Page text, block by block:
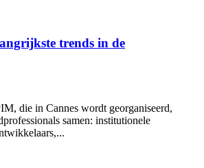
trends in de
die in Cannes wordt georganiseerd,
samen: institutionele